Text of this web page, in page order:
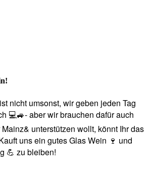
nicht umsonst, wir geben jeden Tag
💻🚙- aber wir brauchen dafür auch
unterstützen wollt, könnt Ihr das
uns ein gutes Glas Wein 🍷 und
💪 zu bleiben!